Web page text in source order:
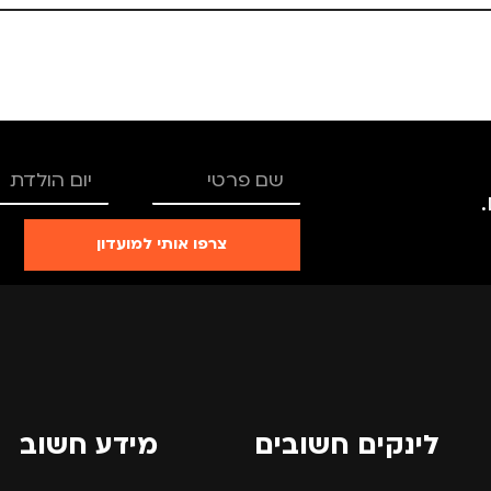
מותגים TROIKA
מתאים ל גברים ,נשים
מותגים
מתאים ל
צרפו אותי למועדון
לינקים חשובים מידע חשוב